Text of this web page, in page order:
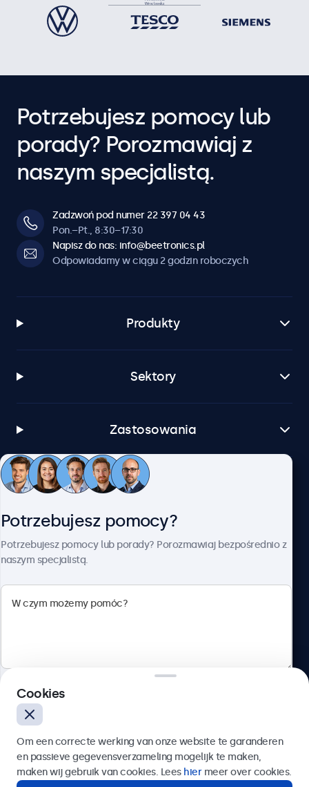
Potrzebujesz pomocy lub
porady? Porozmawiaj z
naszym specjalistą.
Zadzwoń pod numer 22 397 04 43
Pon.–Pt., 8:30–17:30
Napisz do nas: info@beetronics.pl
Odpowiadamy w ciągu 2 godzin roboczych
Produkty
Sektory
Zastosowania
Obsługa klienta
Polski
Potrzebujesz pomocy?
Potrzebujesz pomocy lub porady? Porozmawiaj bezpośrednio z
naszym specjalistą.
Wyślij
Lub zadzwoń pod numer:22 397 04 43
Cookies
Om een correcte werking van onze website te garanderen
en passieve gegevensverzameling mogelijk te maken,
maken wij gebruik van cookies. Lees hiermeer over cookies.